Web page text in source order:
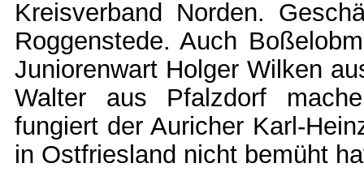
Kreisverband Norden.
Roggenstede. Auch
Juniorenwart Holger Wilken
Walter aus Pfalzdorf
fungiert der Auricher Karl-
in Ostfriesland nicht bemüht